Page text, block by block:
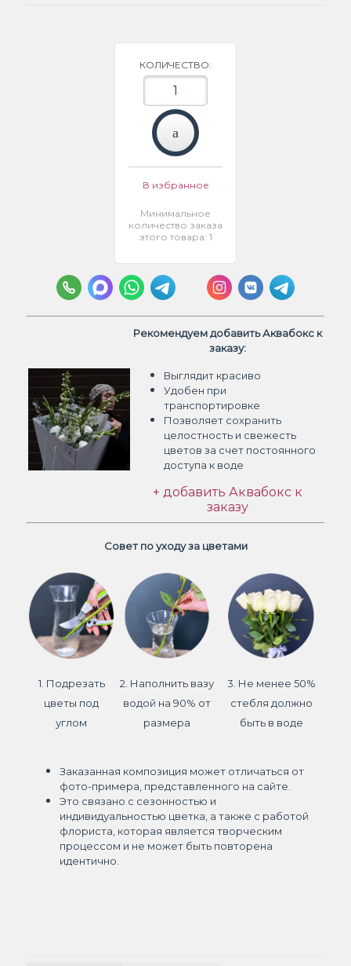
КОЛИЧЕСТВО:
В избранное
Минимальное
количество заказа
этого товара: 1
Рекомендуем добавить Аквабокс к
заказу:
Выглядит красиво
Удобен при
транспортировке
Позволяет сохранить
целостность и свежесть
цветов за счет постоянного
доступа к воде
+ добавить Аквабокс к
заказу
Совет по уходу за цветами
1. Подрезать
цветы под
углом
2. Наполнить вазу
водой на 90% от
размера
3. Не менее 50%
стебля должно
быть в воде
Заказанная композиция может отличаться от
фото-примера, представленного на сайте.
Это связано с сезонностью и
индивидуальностью цветка, а также с работой
флориста, которая является творческим
процессом и не может быть повторена
идентично.